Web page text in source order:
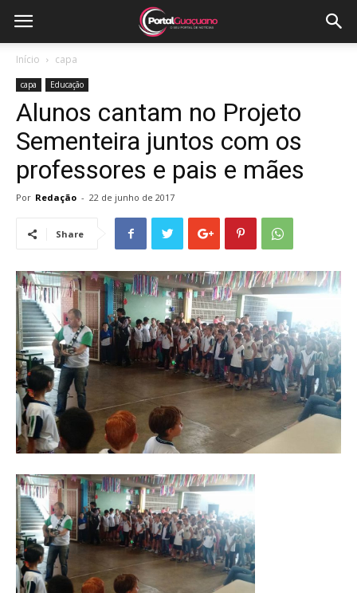
Início capa
capa Educação
Alunos cantam no Projeto
Sementeira juntos com os
professores e pais e mães
Por Redação - 22 de junho de 2017
Share